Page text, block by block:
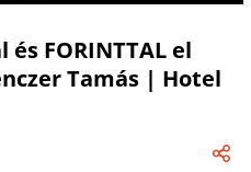
FORINTTAL el
Tamás | Hotel